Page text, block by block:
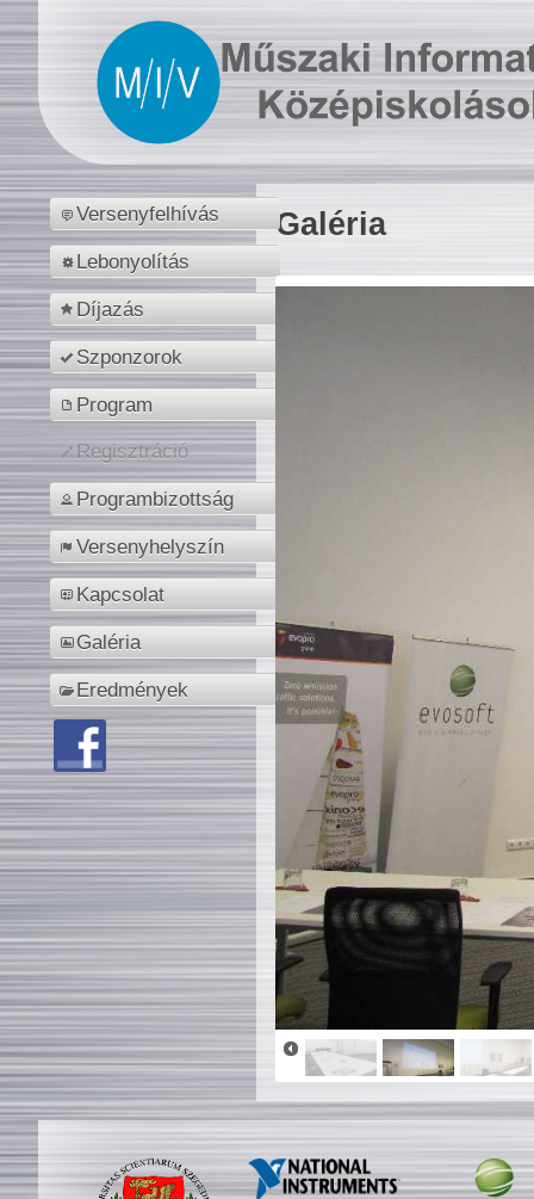
Versenyfelhívás
Lebonyolítás
Díjazás
Szponzorok
Program
Regisztráció
Programbizottság
Versenyhelyszín
Kapcsolat
Galéria
Eredmények
Galéria